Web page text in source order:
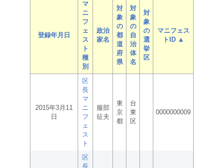
登録年月日
マ
ニ
フ
ェ
ス
ト
種
別
政治
家名
対
象
の
都
道
府
県
対
象
の
自
治
体
名
対
象
の
選
挙
区
マニフェス
トID ▲
2015年3月11
日
区
長
マ
ニ
フ
ェ
ス
ト
服部
征夫
東
京
都
台
東
区
0000000009
区
長